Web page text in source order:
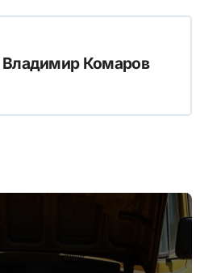
Владимир Комаров